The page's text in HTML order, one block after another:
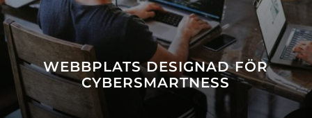
WEBBPLATS DESIGNAD FÖR
CYBERSMARTNESS